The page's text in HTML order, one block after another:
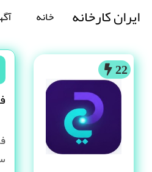
ایران کارخانه خانه
22